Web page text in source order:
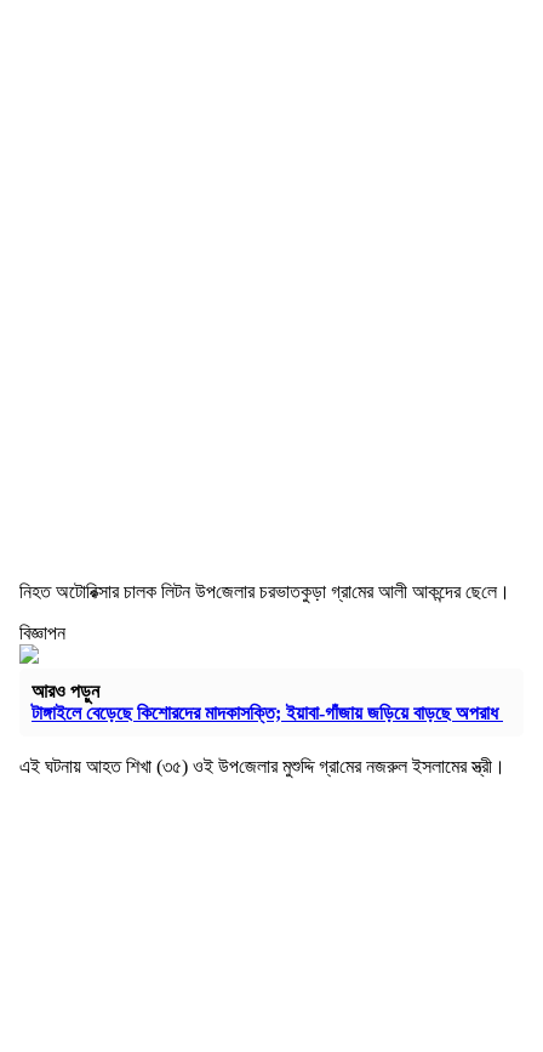
নিহত অটোরিক্সার চালক লিটন উপ‌জেলার চরভাতকুড়া গ্রা‌মের আলী আকন্দের ছে‌লে।
বিজ্ঞাপন
আরও পড়ুন
টাঙ্গাইলে বেড়েছে কিশোরদের মাদকাসক্তি; ইয়াবা-গাঁজায় জড়িয়ে বাড়ছে অপরাধ
এই ঘটনায় আহত শিখা (৩৫) ওই উপ‌জেলার মুশুদ্দি গ্রা‌মের নজরুল ইসলামের স্ত্রী।